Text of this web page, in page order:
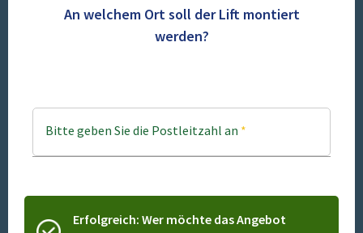
An welchem Ort soll der Lift montiert
werden?
Bitte geben Sie die Postleitzahl an *
Erfolgreich: Wer möchte das Angebot